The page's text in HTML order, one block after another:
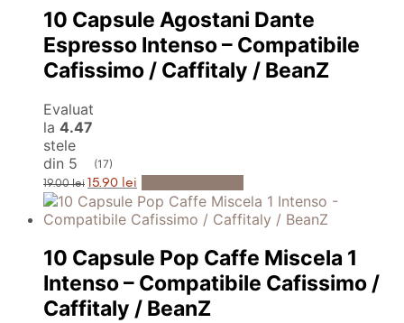
10 Capsule Agostani Dante
Espresso Intenso – Compatibile
Cafissimo / Caffitaly / BeanZ
Evaluat
la 4.47
stele
din 5
(17)
19.00lei Prețul
inițial
a
fost:
15.90 lei Prețul
curent
este:
15.90 lei.
10 Capsule Pop Caffe Miscela 1
Intenso – Compatibile Cafissimo /
Caffitaly / BeanZ